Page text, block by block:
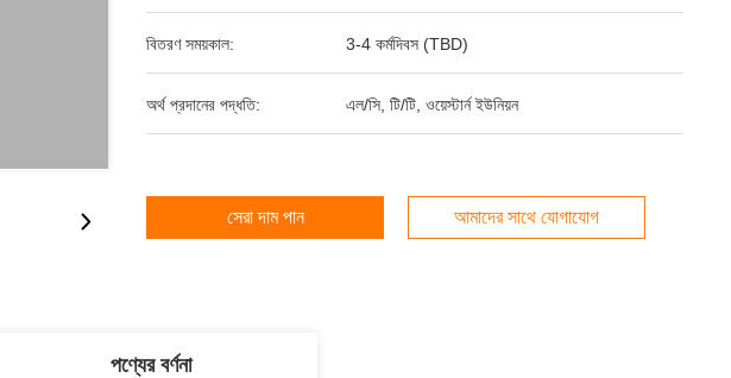
বিতরণ সময়কাল: 3-4 কর্মদিবস (TBD)
অর্থ প্রদানের পদ্ধতি: এল/সি, টি/টি, ওয়েস্টার্ন ইউনিয়ন
সেরা দাম পান আমাদের সাথে যোগাযোগ
পণ্যের বর্ণনা